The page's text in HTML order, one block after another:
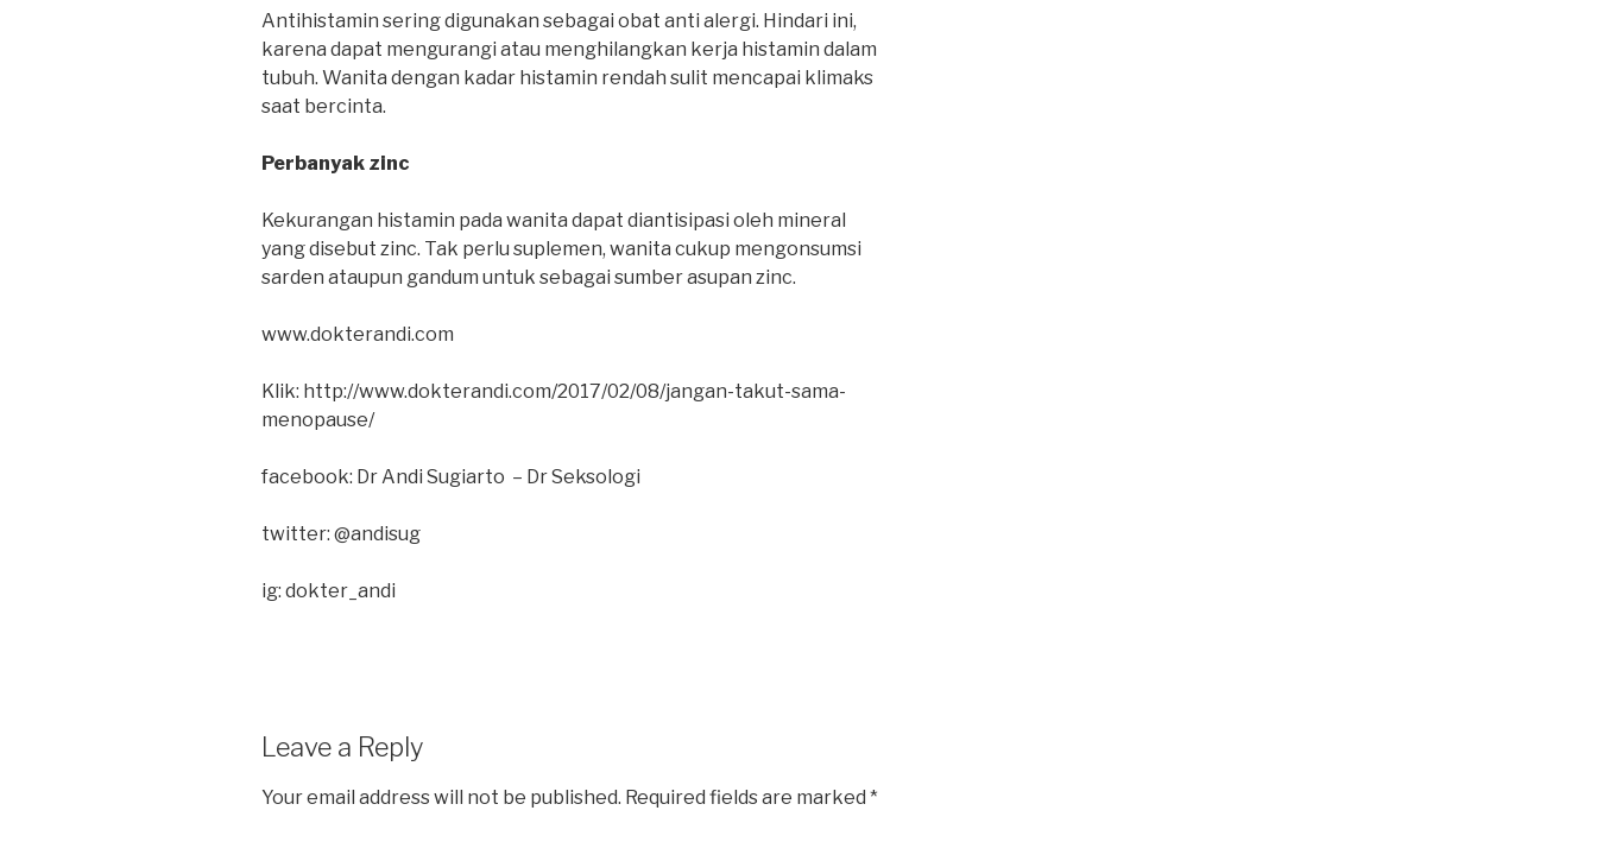
Antihistamin sering digunakan sebagai obat anti alergi. Hindari ini,
karena dapat mengurangi atau menghilangkan kerja histamin dalam
tubuh. Wanita dengan kadar histamin rendah sulit mencapai klimaks
saat bercinta.
Perbanyak zinc
Kekurangan histamin pada wanita dapat diantisipasi oleh mineral
yang disebut zinc. Tak perlu suplemen, wanita cukup mengonsumsi
sarden ataupun gandum untuk sebagai sumber asupan zinc.
www.dokterandi.com
Klik: http://www.dokterandi.com/2017/02/08/jangan-takut-sama-
menopause/
facebook: Dr Andi Sugiarto – Dr Seksologi
twitter: @andisug
ig: dokter_andi
Leave a Reply
Your email address will not be published. Required fields are marked *